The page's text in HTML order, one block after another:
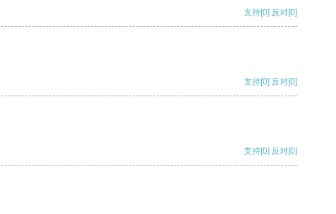
支持[0] 反对[0]
支持[0] 反对[0]
支持[0] 反对[0]